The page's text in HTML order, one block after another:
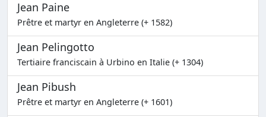
Jean Paine
Prêtre et martyr en Angleterre (+ 1582)
Jean Pelingotto
Tertiaire franciscain à Urbino en Italie (+ 1304)
Jean Pibush
Prêtre et martyr en Angleterre (+ 1601)